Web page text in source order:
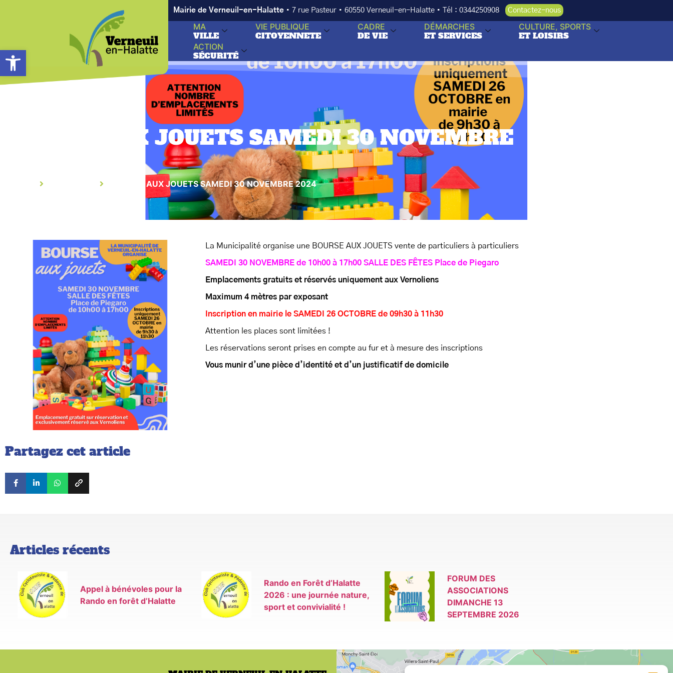
Ouvrir la barre d’outils
Mairie de Verneuil-en-Halatte • 7 rue Pasteur • 60550 Verneuil-en-Halatte • Tél : 0344250908 Contactez-nous
MA
VILLE
VIE PUBLIQUE
CITOYENNETE
CADRE
DE VIE
DÉMARCHES
ET SERVICES
CULTURE, SPORTS
ET LOISIRS
ACTION
SÉCURITÉ
BOURSE AUX JOUETS SAMEDI 30 NOVEMBRE
BOURSE AUX JOUETS SAMEDI 30 NOVEMBRE 2024
Partagez cet article
La Municipalité organise une BOURSE AUX JOUETS vente de particuliers à particuliers
SAMEDI 30 NOVEMBRE de 10h00 à 17h00 SALLE DES FÊTES Place de Piegaro
Emplacements gratuits et réservés uniquement aux Vernoliens
Maximum 4 mètres par exposant
Inscription en mairie le SAMEDI 26 OCTOBRE de 09h30 à 11h30
Attention les places sont limitées !
Les réservations seront prises en compte au fur et à mesure des inscriptions
Vous munir d’une pièce d’identité et d’un justificatif de domicile
Articles récents
Appel à bénévoles pour la
Rando en forêt d’Halatte
Rando en Forêt d’Halatte
2026 : une journée nature,
sport et convivialité !
FORUM DES
ASSOCIATIONS
DIMANCHE 13
SEPTEMBRE 2026